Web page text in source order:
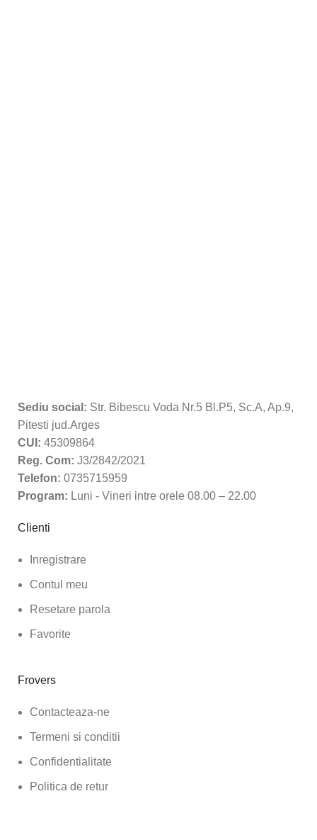
Sediu social: Str. Bibescu Voda Nr.5 Bl.P5, Sc.A, Ap.9,
Pitesti jud.Arges
CUI: 45309864
Reg. Com: J3/2842/2021
Telefon: 0735715959
Program: Luni - Vineri intre orele 08.00 – 22.00
Clienti
Inregistrare
Contul meu
Resetare parola
Favorite
Frovers
Contacteaza-ne
Termeni si conditii
Confidentialitate
Politica de retur